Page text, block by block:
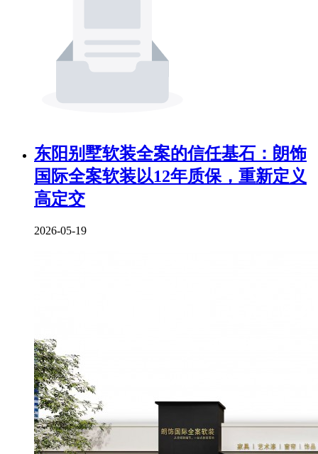
东阳别墅软装全案的信任基石：朗饰
国际全案软装以12年质保，重新定义
高定交
2026-05-19